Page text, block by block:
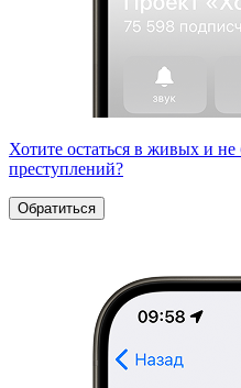
Хотите остаться в живых и
преступлений?
Обратиться